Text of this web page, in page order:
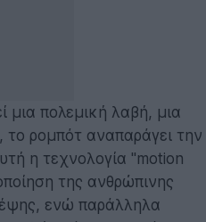
μια πολεμική λαβή, μια
το ρομπότ αναπαράγει την
η τεχνολογία "motion
της ανθρώπινης
ενώ παράλληλα